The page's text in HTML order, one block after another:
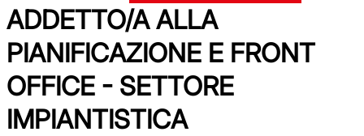
ADDETTO/A ALLA
PIANIFICAZIONE E FRONT
OFFICE - SETTORE
IMPIANTISTICA